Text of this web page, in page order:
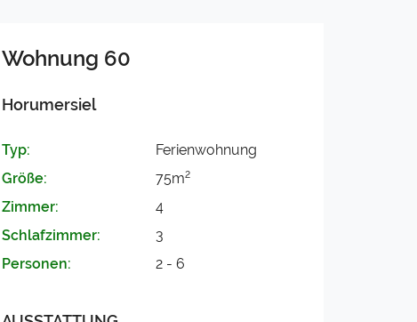
Wohnung 60
Horumersiel
Typ:
Ferienwohnung
Größe:
75m2
Zimmer:
4
Schlafzimmer:
3
Personen:
2 - 6